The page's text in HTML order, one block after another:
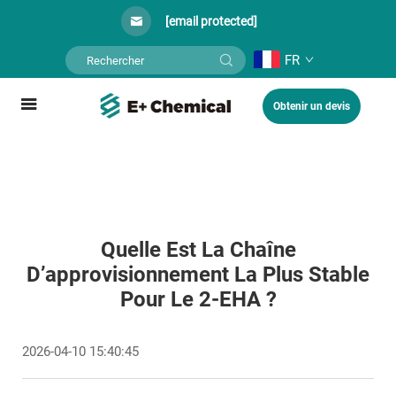
[email protected]
FR
Obtenir un devis
Quelle Est La Chaîne
D’approvisionnement La Plus Stable
Pour Le 2-EHA ?
2026-04-10 15:40:45